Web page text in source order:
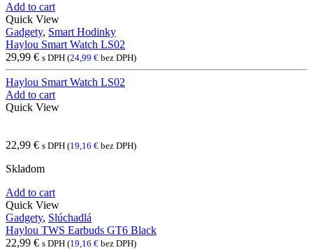
Add to cart
Quick View
Gadgety, Smart Hodinky
Haylou Smart Watch LS02
29,99 € s DPH (24,99 € bez DPH)
Haylou Smart Watch LS02
Add to cart
Quick View
22,99 € s DPH (19,16 € bez DPH)
Skladom
Add to cart
Quick View
Gadgety, Slúchadlá
Haylou TWS Earbuds GT6 Black
22,99 € s DPH (19,16 € bez DPH)